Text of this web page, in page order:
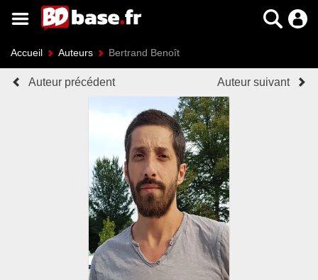
Accueil Auteurs Bertrand Benoît
Auteur précédent Auteur suivant